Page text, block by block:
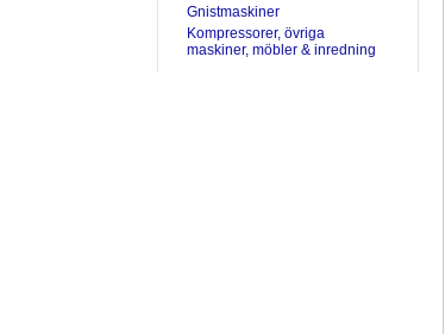
Gnistmaskiner
Kompressorer, övriga
maskiner, möbler & inredning